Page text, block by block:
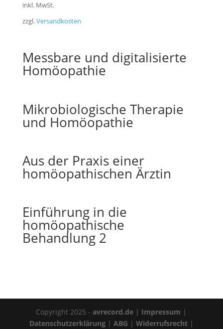
inkl. MwSt.
zzgl.Versandkosten
Messbare und digitalisierte
Homöopathie
Mikrobiologische Therapie
und Homöopathie
Aus der Praxis einer
homöopathischen Ärztin
Einführung in die
homöopathische
Behandlung 2
Copyright 2025 -avrecord.de | Impressum |
Datenschutzerklärung| ABG | Widerrufsrecht|